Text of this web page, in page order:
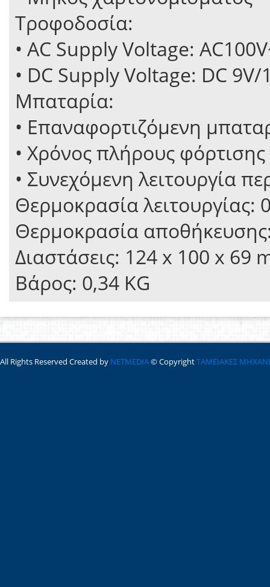
Τροφοδοσία:
• AC Supply Voltage:
• DC Supply Voltage: DC
Μπαταρία:
• Επαναφορτιζόμενη
• Χρόνος πλήρους
• Συνεχόμενη λειτουργία
Θερμοκρασία
Θερμοκρασία
Διαστάσεις: 124 x 100 x 69
Βάρος: 0,34 KG
All Rights Reserved Created by NETMEDIA© CopyrightΤΑΜΕΙΑΚΕΣ